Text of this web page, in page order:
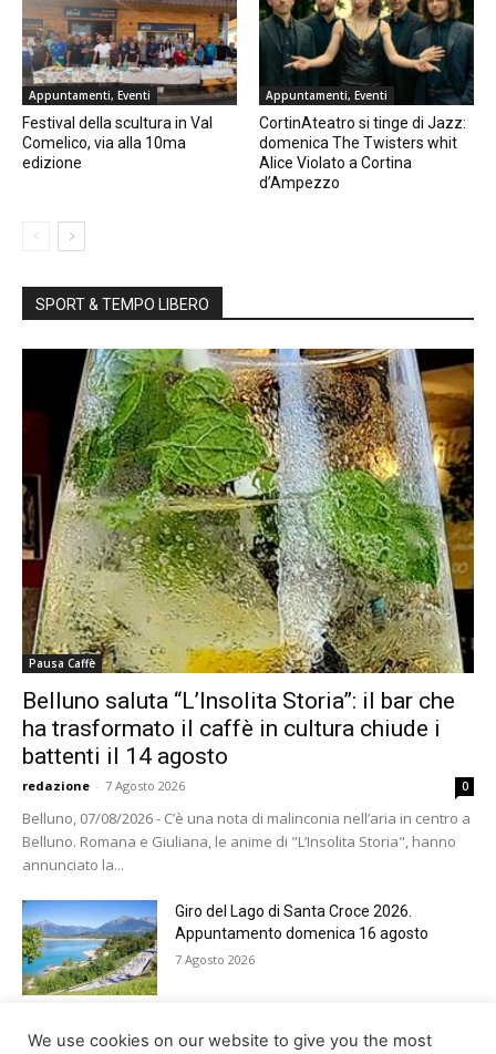
Appuntamenti, Eventi
Festival della scultura in Val
Comelico, via alla 10ma
edizione
Appuntamenti, Eventi
CortinAteatro si tinge di Jazz:
domenica The Twisters whit
Alice Violato a Cortina
d’Ampezzo
SPORT & TEMPO LIBERO
Pausa Caffè
Belluno saluta “L’Insolita Storia”: il bar che
ha trasformato il caffè in cultura chiude i
battenti il 14 agosto
redazione - 7 Agosto 2026 0
Belluno, 07/08/2026 - C’è una nota di malinconia nell’aria in centro a
Belluno. Romana e Giuliana, le anime di "L’Insolita Storia", hanno
annunciato la...
Giro del Lago di Santa Croce 2026.
Appuntamento domenica 16 agosto
7 Agosto 2026
Belluno rende omaggio ai cugini
We use cookies on our website to give you the most